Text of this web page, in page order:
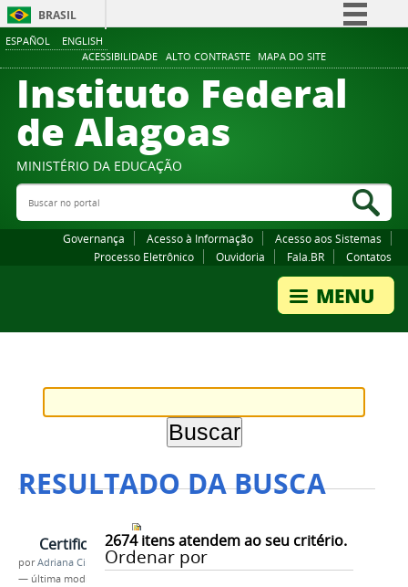
ESPAÑOL ENGLISH
ACESSIBILIDADE ALTO CONTRASTE MAPA DO SITE
BRASIL
Comunica BR
Participe
Canais
Instituto Federal
de Alagoas
MINISTÉRIO DA EDUCAÇÃO
Buscar no portal
Governança Acesso à Informação
Acesso aos Sistemas
Processo Eletrônico
Ouvidoria Fala.BR Contatos
RESULTADO DA BUSCA
2674itens atendem ao seu critério.
Ordenar por
Certificação (1).png
porAdriana Cirqueira
— última modificação